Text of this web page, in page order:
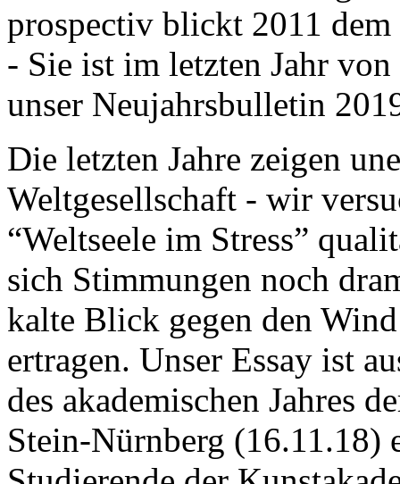
prospectiv blickt 2011
- Sie ist im letzten Jahr
unser Neujahrsbulletin
Die letzten Jahre zeigen
Weltgesellschaft - wir
“Weltseele im Stress”
sich Stimmungen noch
kalte Blick gegen den
ertragen. Unser Essay ist
des akademischen Jahres
Stein-Nürnberg (16.11.18)